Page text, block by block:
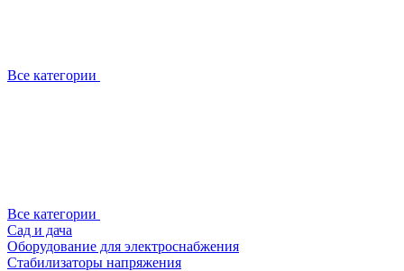
Все категории
Все категории
Сад и дача
Оборудование для электроснабжения
Стабилизаторы напряжения